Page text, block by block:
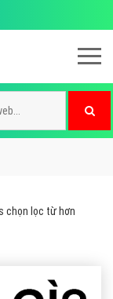
chọn lọc từ hơn